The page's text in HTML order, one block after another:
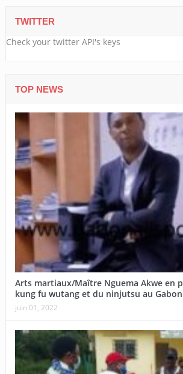
TWITTER
Check your twitter API's keys
TOP NEWS
Arts martiaux/Maître Nguema Akwe en
kung fu wutang et du ninjutsu au
juin 01, 2022